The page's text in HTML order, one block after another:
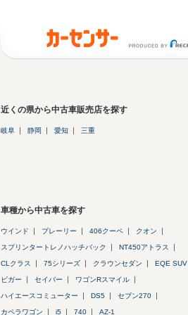
近くの県から中古車販売店を探す
岐阜 静岡 愛知 三重
車種から中古車を探す
ウインド プレーリー 406クーペ クオン
スプリンタートレノハッチバック NT450アトラス
CLクラス 75シリーズ クラウンセダン EQE SUV
ビガー セイバー ワゴンRスマイル
ハイエースコミューター DS5 セブン270
カペラワゴン i5 740 AZ-1